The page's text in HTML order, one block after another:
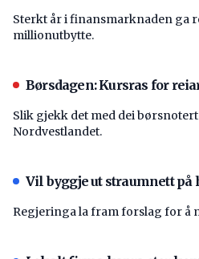
Sterkt år i finansmarknaden ga
millionutbytte.
Børsdagen: Kursras for
Slik gjekk det med dei
Nordvestlandet.
Vil byggje ut straumnett på
Regjeringa la fram forslag for